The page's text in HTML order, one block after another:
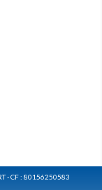
- CF : 80156250583